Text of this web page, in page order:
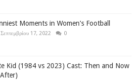
Moments in Women's Football
17, 2022 0
Kid (1984 vs 2023) Cast: Then and Now